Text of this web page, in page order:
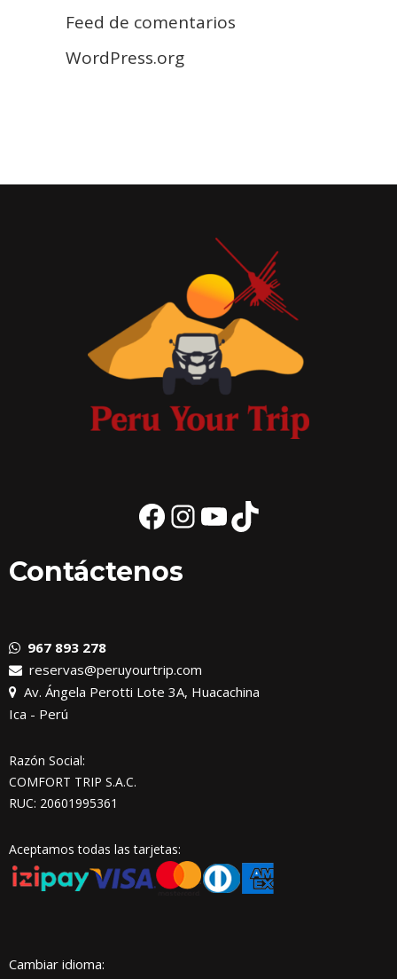
Feed de comentarios
WordPress.org
FacebookInstagramYouTube
TikTok
Contáctenos
967 893 278
reservas@peruyourtrip.com
Av. Ángela Perotti Lote 3A, Huacachina
Ica - Perú
Razón Social:
COMFORT TRIP S.A.C.
RUC: 20601995361
Aceptamos todas las tarjetas:
Cambiar idioma: